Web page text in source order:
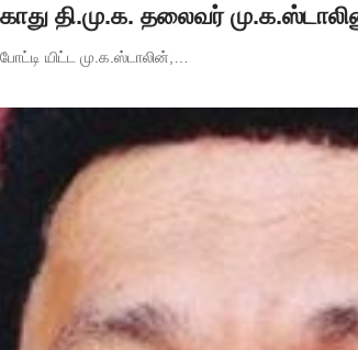
தி.மு.க. தலைவர்
யிட்ட மு.க.ஸ்டாலின்,…